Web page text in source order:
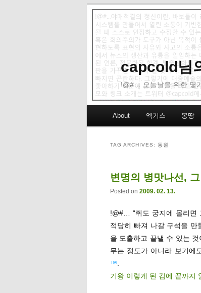
capcold님
!@#… 오늘날을 위한 몇
Skip to primary content
Skip to secondary content
About 엑기스 몽땅
TAG ARCHIVES: 동원
변명의 병맛나선,
Posted on 2009. 02. 13.
!@#… “쥐도 궁지에 몰리면
적당히 빠져 나갈 구석을 만
을 도출하고 끝낼 수 있는
무는 정도가 아니라 보기에
™
기왕 이렇게 된 김에 끝까지